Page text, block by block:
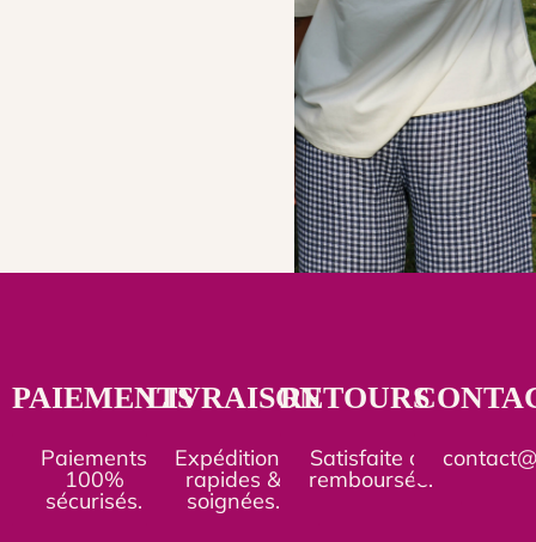
PAIEMENTS
Paiements
100%
sécurisés.
LIVRAISON
Expéditions
rapides &
soignées.
RETOURS
Satisfaite ou
remboursée.